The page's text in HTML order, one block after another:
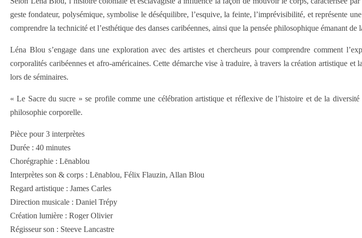
geste fondateur, polysémique, symbolise le déséquilibre, l’esquive, la feinte, l’imprévisibilité, et représente
comprendre la technicité et l’esthétique des danses caribéennes, ainsi que la pensée philosophique émanant de
Léna Blou s’engage dans une exploration avec des artistes et chercheurs pour comprendre comment
corporalités caribéennes et afro-américaines. Cette démarche vise à traduire, à travers la création artistique
lors de séminaires.
« Le Sacre du sucre » se profile comme une célébration artistique et réflexive de l’histoire et de la
philosophie corporelle.
Pièce pour 3 interprètes
Durée : 40 minutes
Chorégraphie : Lēnablou
Interprètes son & corps : Lēnablou, Félix Flauzin, Allan Blou
Regard artistique : James Carles
Direction musicale : Daniel Trépy
Création lumière : Roger Olivier
Régisseur son : Steeve Lancastre